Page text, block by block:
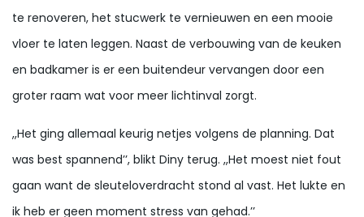
te renoveren, het stucwerk te vernieuwen en een mooie
vloer te laten leggen. Naast de verbouwing van de keuken
en badkamer is er een buitendeur vervangen door een
groter raam wat voor meer lichtinval zorgt.
,,Het ging allemaal keurig netjes volgens de planning. Dat
was best spannend’’, blikt Diny terug. ,,Het moest niet fout
gaan want de sleuteloverdracht stond al vast. Het lukte en
ik heb er geen moment stress van gehad.’’